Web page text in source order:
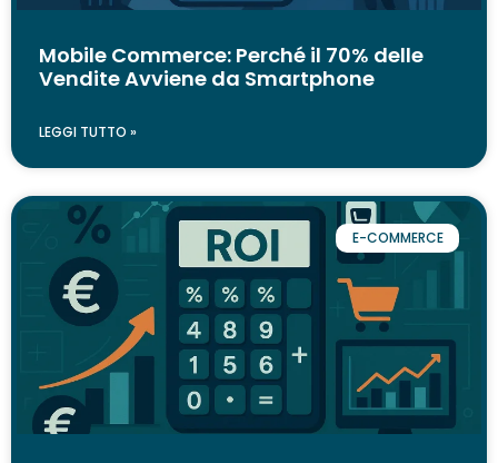
Mobile Commerce: Perché il 70% delle
Vendite Avviene da Smartphone
LEGGI TUTTO »
E-COMMERCE